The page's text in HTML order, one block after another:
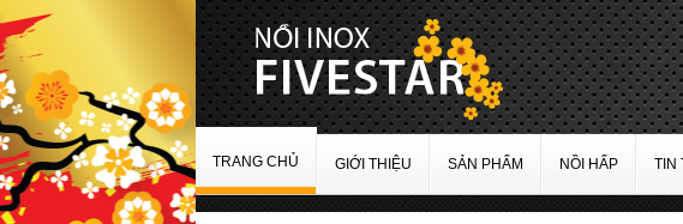
TRANG CHỦ GIỚI THIỆU SẢN PHẨM NỒI HẤP TIN